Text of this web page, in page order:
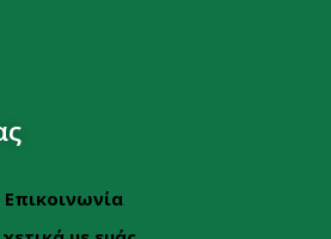
Επικοινωνία